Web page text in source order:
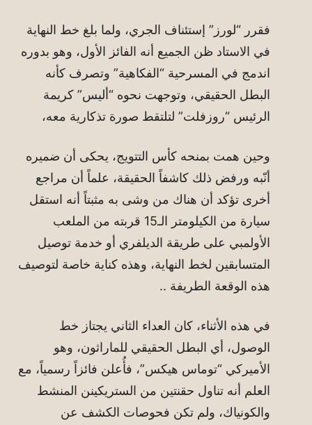
فقرر “لورز” إستئناف الجري، ولما بلغ خط النهاية
في الاستاد ظن الجميع أنه الفائز الأول، وهو بدوره
اندمج في المسرحية “الفكاهية” وتصرف كأنه
البطل الحقيقي، وتوجهت نحوه “أليس” كريمة
الرئيس “روزفلت” لتلتقط صورة تذكارية معه،
وحين همت بمنحه كأس التتويج، يحكى أن ضميره
أنّبه ورفض ذلك كاشفاً الحقيقة، علماً أن مراجع
أخرى تؤكد أن هناك من وشى به مثبتاً أنه استقل
سيارة من الكيلومتر الـ15 قربته من الملعب
الأولمبي على طريقة الديلفري أو خدمة توصيل
المتسابقين لخط النهاية، وهذه كناية خاصة لتوصيف
هذه الوقعة الطريفة ..
في هذه الأثناء، كان العداء الثاني يجتاز خط
الوصول، أي البطل الحقيقي للماراثون، وهو
الأميركي “توماس هيكس”، فأُعلن فائزاً رسمياً، مع
العلم أنه تناول حقنتين من الستريكينن المنشط
والكونياك، ولم تكن فحوصات الكشف عن